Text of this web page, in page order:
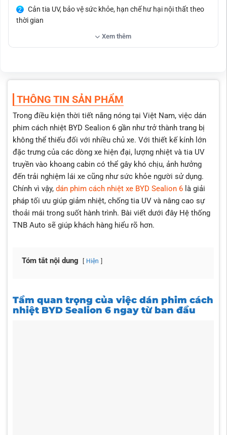
Cản tia UV, bảo vệ sức khỏe, hạn chế hư hại nội thất theo
thời gian
Giảm chói, tăng an toàn khi lái xe và nâng cao sự riêng tư
trong xe
FirstClass,... phù hợp nhiều nhu cầu
Giá dán phim cách nhiệt BYD Sealion 6 rõ ràng, minh bạch
Thi công chuyên nghiệp, bảo hành kỹ thuật trọn đời, bảo
hành phim lên đến 10 năm
Có ưu đãi khi đặt lịch trước và tư vấn rõ ràng theo nhu cầu
khách hàng
Xem thêm
THÔNG TIN SẢN PHẨM
Trong điều kiện thời tiết nắng nóng tại Việt Nam, việc dán
phim cách nhiệt BYD Sealion 6 gần như trở thành trang bị
không thể thiếu đối với nhiều chủ xe. Với thiết kế kính lớn
đặc trưng của các dòng xe hiện đại, lượng nhiệt và tia UV
truyền vào khoang cabin có thể gây khó chịu, ảnh hưởng
đến trải nghiệm lái xe cũng như sức khỏe người sử dụng.
Chính vì vậy, dán phim cách nhiệt xe BYD Sealion 6là giải
pháp tối ưu giúp giảm nhiệt, chống tia UV và nâng cao sự
thoải mái trong suốt hành trình. Bài viết dưới đây Hệ thống
TNB Auto sẽ giúp khách hàng hiểu rõ hơn.
Tóm tắt nội dung Hiện
Tầm quan trọng của việc dán phim cách
nhiệt BYD Sealion 6 ngay từ ban đầu